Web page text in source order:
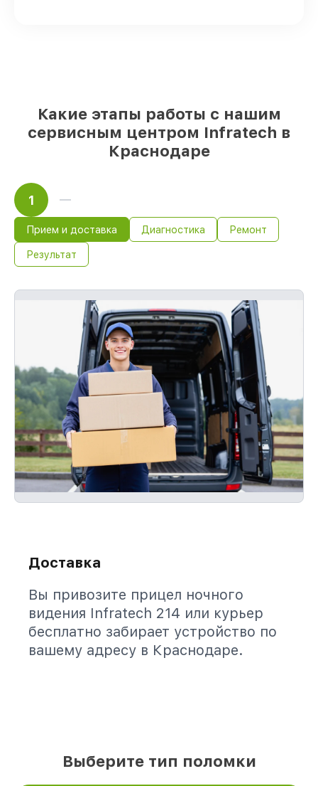
Какие этапы работы с нашим
сервисным центром Infratech в
Краснодаре
1
Прием и доставка Диагностика Ремонт
Результат
Доставка
Вы привозите прицел ночного
видения Infratech 214 или курьер
бесплатно забирает устройство по
вашему адресу в Краснодаре.
Выберите тип поломки